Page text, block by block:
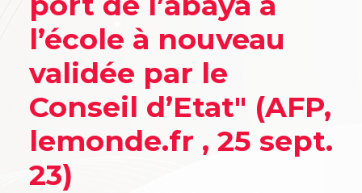
l’école à nouveau
validée par le
Conseil d’Etat" (AFP,
lemonde.fr , 25 sept.
23)